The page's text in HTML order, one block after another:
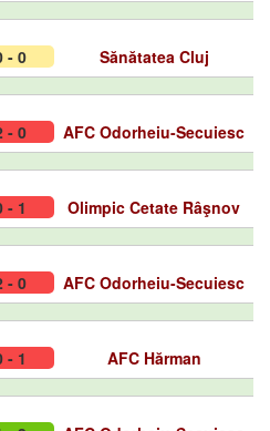
- 0 Sănătatea Cluj
- 0 AFC Odorheiu-Secuiesc
- 1 Olimpic Cetate Râşnov
- 0 AFC Odorheiu-Secuiesc
- 1 AFC Hărman